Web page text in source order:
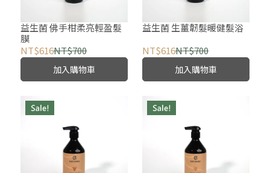
益生菌 佛手柑柔亮輕盈髮
膜
NT$616NT$700
加入購物車
益生菌 生薑韌髮暖健髮浴
NT$616NT$700
加入購物車